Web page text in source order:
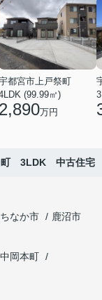
都宮市上戸祭町
(99.99㎡)
2,890万円
町 3LDK 中古住宅
なか市
鹿沼市
中岡本町